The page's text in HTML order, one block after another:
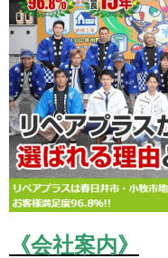
《会社案内》